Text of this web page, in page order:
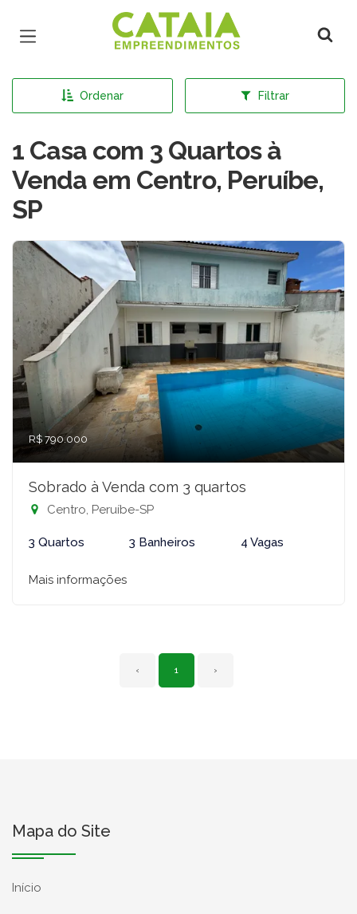
Página inicial
Ordenar Filtrar
1 Casa com 3 Quartos à
Venda em Centro, Peruíbe,
SP
R$ 790.000
Sobrado à Venda com 3 quartos
Centro, Peruíbe-SP
3 Quartos 3 Banheiros 4 Vagas
Mais informações
‹ 1 ›
Mapa do Site
Início